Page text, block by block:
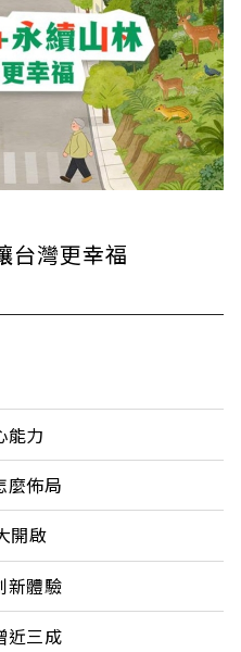
台灣更幸福
能力
麼佈局
開啟
新體驗
近三成